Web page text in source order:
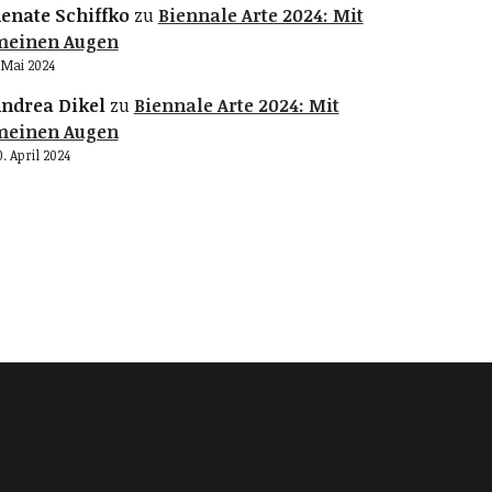
Schiffkozu Biennale Arte 2024: Mit
Augen
Mai 2024
Dikelzu Biennale Arte 2024: Mit
Augen
April 2024